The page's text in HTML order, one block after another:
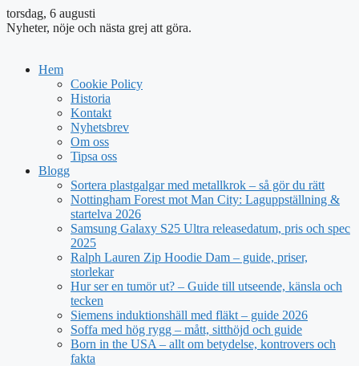
torsdag, 6 augusti
Nyheter, nöje och nästa grej att göra.
Hem
Cookie Policy
Historia
Kontakt
Nyhetsbrev
Om oss
Tipsa oss
Blogg
Sortera plastgalgar med metallkrok – så gör du rätt
Nottingham Forest mot Man City: Laguppställning &
startelva 2026
Samsung Galaxy S25 Ultra releasedatum, pris och spec
2025
Ralph Lauren Zip Hoodie Dam – guide, priser,
storlekar
Hur ser en tumör ut? – Guide till utseende, känsla och
tecken
Siemens induktionshäll med fläkt – guide 2026
Soffa med hög rygg – mått, sitthöjd och guide
Born in the USA – allt om betydelse, kontrovers och
fakta